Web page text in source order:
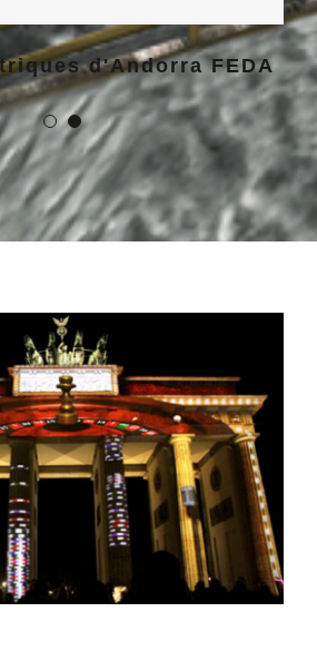
d'Andorra FEDA